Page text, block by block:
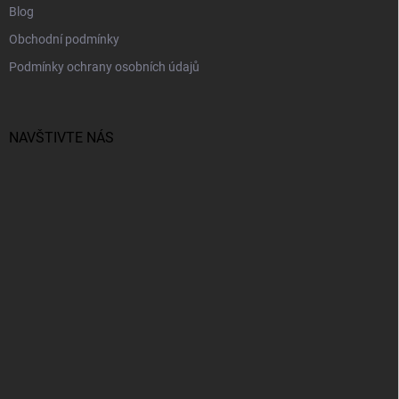
Blog
Obchodní podmínky
Podmínky ochrany osobních údajů
NAVŠTIVTE NÁS